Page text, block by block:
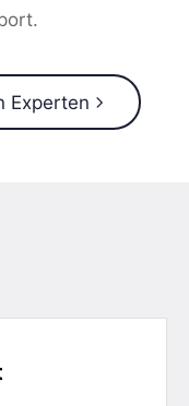
Experten